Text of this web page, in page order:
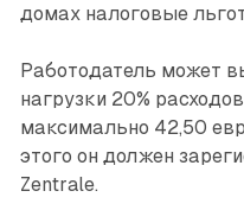
домах налоговые
Работодатель может
нагрузки 20%
максимально 42,50
этого он должен
Zentrale.